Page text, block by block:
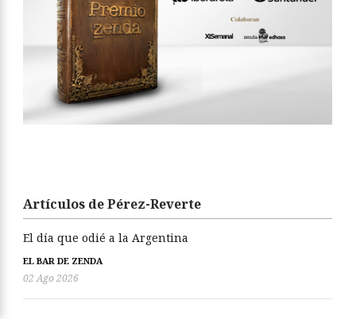
Artículos de Pérez-Reverte
El día que odié a la Argentina
EL BAR DE ZENDA
02 Ago 2026